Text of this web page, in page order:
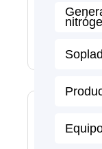
No PSA
m
á
s